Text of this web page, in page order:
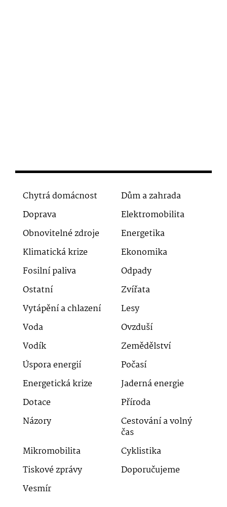
Chytrá domácnost
Dům a zahrada
Doprava
Elektromobilita
Obnovitelné zdroje
Energetika
Klimatická krize
Ekonomika
Fosilní paliva
Odpady
Ostatní
Zvířata
Vytápění a chlazení
Lesy
Voda
Ovzduší
Vodík
Zemědělství
Úspora energií
Počasí
Energetická krize
Jaderná energie
Dotace
Příroda
Názory
Cestování a volný
čas
Mikromobilita
Cyklistika
Tiskové zprávy
Doporučujeme
Vesmír